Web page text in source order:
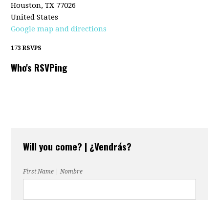
Houston, TX 77026
United States
Google map and directions
173 RSVPS
Who's RSVPing
Will you come? | ¿Vendrás?
First Name | Nombre